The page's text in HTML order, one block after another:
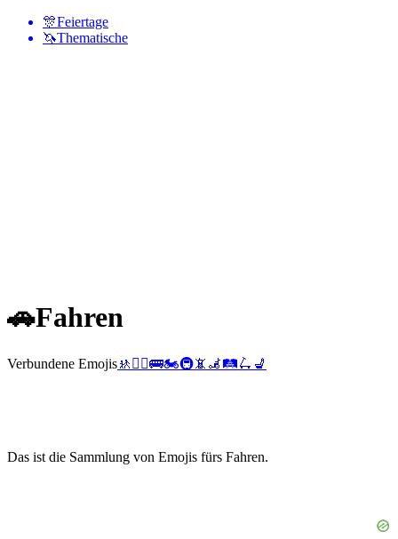
🎊Feiertage
🦄Thematische
🚗Fahren
Verbundene Emojis🚸 👨‍✈️🚌🏍️🚇📵 🦼🛤️🛴 💺
Das ist die Sammlung von Emojis fürs Fahren.